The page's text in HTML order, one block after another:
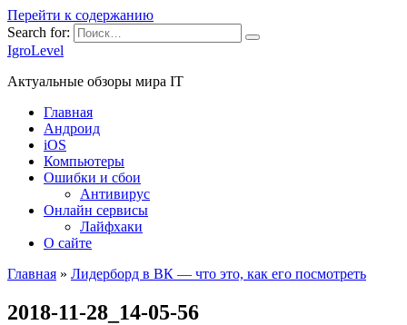
Перейти к содержанию
Search for:
IgroLevel
Актуальные обзоры мира IT
Главная
Андроид
iOS
Компьютеры
Ошибки и сбои
Антивирус
Онлайн сервисы
Лайфхаки
О сайте
Главная » Лидерборд в ВК — что это, как его посмотреть
2018-11-28_14-05-56